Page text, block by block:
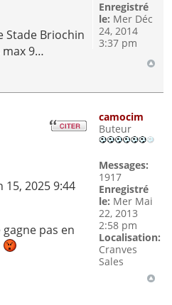
Stade Briochin
9…
Enregistré
le: Mer Déc
24, 2014
3:37 pm
15, 2025 9:44
pas en
camocim
Buteur
Messages:
1917
Enregistré
le: Mer Mai
22, 2013
2:58 pm
Localisation:
Cranves
Sales